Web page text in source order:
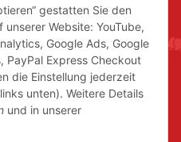
gestatten Sie den
Website: YouTube,
Google Ads, Google
PayPal Express Checkout
die Einstellung jederzeit
unten). Weitere Details
und in unserer